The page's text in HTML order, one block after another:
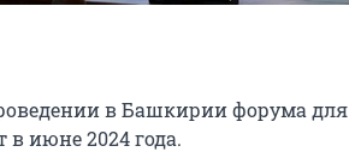
в Башкирии форума для
июне 2024 года.